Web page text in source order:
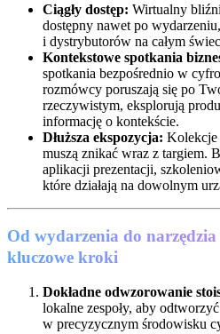
Ciągły dostęp: Wirtualny
dostępny nawet po
i dystrybutorów na całym
Kontekstowe spotkania
spotkania bezpośrednio w
rozmówcy poruszają się po
rzeczywistym, eksplorują
informację o kontekście.
Dłuższa ekspozycja: Kolekcje
muszą znikać wraz z targiem.
aplikacji prezentacji,
które działają na dowolnym
Od wydarzenia do
kluczowe kroki
Dokładne odwzorowanie
lokalne zespoły, aby
w precyzycznym środowisku